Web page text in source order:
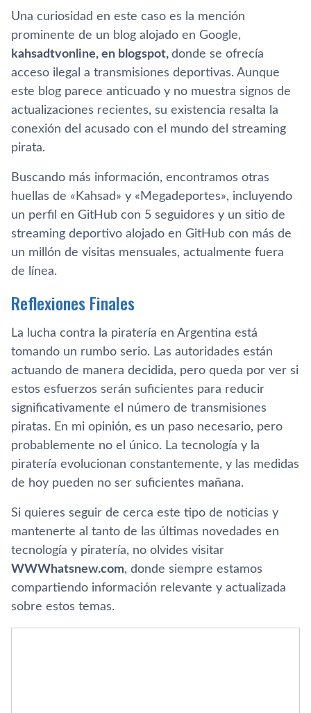
Una curiosidad en este caso es la mención
prominente de un blog alojado en Google,
kahsadtvonline, en blogspot, donde se ofrecía
acceso ilegal a transmisiones deportivas. Aunque
este blog parece anticuado y no muestra signos de
actualizaciones recientes, su existencia resalta la
conexión del acusado con el mundo del streaming
pirata.
Buscando más información, encontramos otras
huellas de «Kahsad» y «Megadeportes», incluyendo
un perfil en GitHub con 5 seguidores y un sitio de
streaming deportivo alojado en GitHub con más de
un millón de visitas mensuales, actualmente fuera
de línea.
Reflexiones Finales
La lucha contra la piratería en Argentina está
tomando un rumbo serio. Las autoridades están
actuando de manera decidida, pero queda por ver si
estos esfuerzos serán suficientes para reducir
significativamente el número de transmisiones
piratas. En mi opinión, es un paso necesario, pero
probablemente no el único. La tecnología y la
piratería evolucionan constantemente, y las medidas
de hoy pueden no ser suficientes mañana.
Si quieres seguir de cerca este tipo de noticias y
mantenerte al tanto de las últimas novedades en
tecnología y piratería, no olvides visitar
WWWhatsnew.com, donde siempre estamos
compartiendo información relevante y actualizada
sobre estos temas.